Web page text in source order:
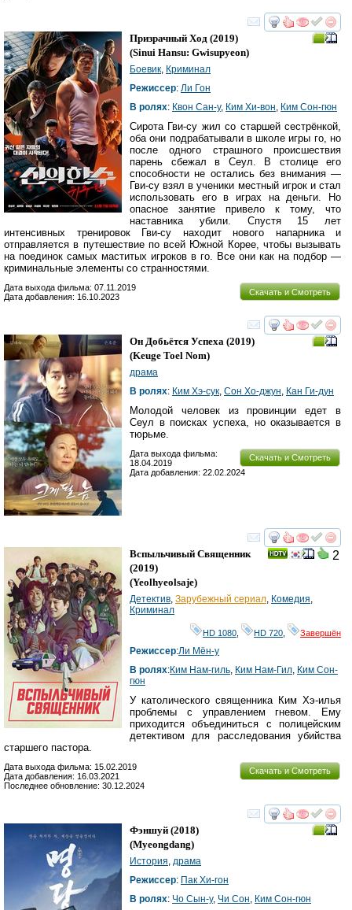
смотреть
Призрачный Ход (2019)
(Sinui Hansu: Gwisupyeon)
Боевик, Криминал
Режиссер: Ли Гон
В ролях: Квон Сан-у, Ким Хи-вон, Ким Сон-гюн
Сирота Гви-су жил со старшей сестрёнкой,
оба они подрабатывали в школе игры го, но
после одного страшного происшествия
парень сбежал в Сеул. В столице его
способности не остались без внимания —
Гви-су взял в ученики местный игрок и стал
использовать его в играх на деньги. Но
опасное занятие привело к тому, что
наставника убили. Спустя 15 лет
интенсивных тренировок Гви-су находит нового напарника и
отправляется в путешествие по всей Южной Корее, чтобы вызывать
на поединок самых маститых игроков в го. Все они как на подбор —
криминальные элементы со странностями.
Скачать и Смотреть
Дата выхода фильма: 07.11.2019
Дата добавления: 16.10.2023
смотреть
Он Добьётся Успеха (2019)
(Keuge Toel Nom)
драма
В ролях: Ким Хэ-сук, Сон Хо-джун, Кан Ги-дун
Молодой человек из провинции едет в
Сеул в поисках успеха, но оказывается в
тюрьме.
Скачать и Смотреть
Дата выхода фильма:
18.04.2019
Дата добавления: 22.02.2024
смотреть
2
Вспыльчивый Священник
(2019)
(Yeolhyeolsaje)
Детектив, Зарубежный сериал, Комедия,
Криминал
HD 1080 HD 720 Завершён
Режиссер:Ли Мён-у
В ролях:Ким Нам-гиль, Ким Нам-Гил, Ким Сон-
гюн
У католического священника Ким Хэ-илья
проблемы с управлением гневом. Ему
приходится объединиться с полицейским
детективом для расследования убийства
старшего пастора.
Скачать и Смотреть
Дата выхода фильма: 15.02.2019
Дата добавления: 16.03.2021
Последнее обновление: 30.12.2024
смотреть
Фэншуй (2018)
(Myeongdang)
История, драма
Режиссер: Пак Хи-гон
В ролях: Чо Сын-у, Чи Сон, Ким Сон-гюн